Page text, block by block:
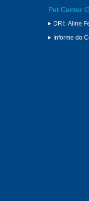
Pet Center
DRI: Aline
Informe do